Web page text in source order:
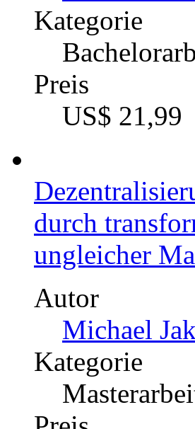
Autor
Niklas
Kategorie
US$ 34,99
Potentiale
Baubranche
Autor
Jan
Kategorie